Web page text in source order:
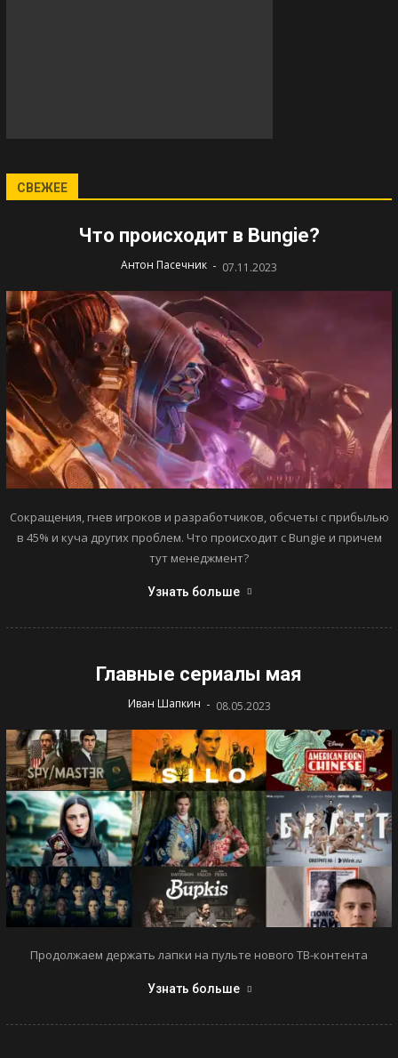
СВЕЖЕЕ
Что происходит в Bungie?
Антон Пасечник - 07.11.2023
Сокращения, гнев игроков и разработчиков, обсчеты с прибылью
в 45% и куча других проблем. Что происходит с Bungie и причем
тут менеджмент?
Узнать больше
Главные сериалы мая
Иван Шапкин - 08.05.2023
Продолжаем держать лапки на пульте нового ТВ-контента
Узнать больше